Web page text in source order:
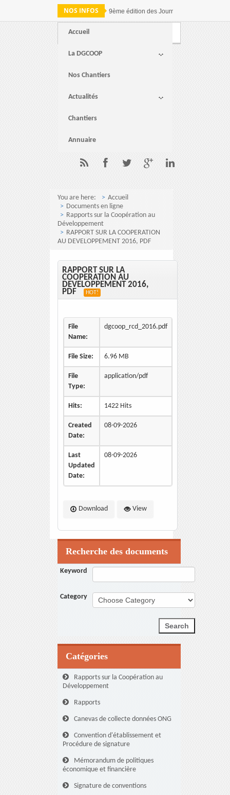
NOS INFOS 9ème édition des Journées nationales de
Accueil
La DGCOOP
Nos Chantiers
Actualités
Chantiers
Annuaire
You are here:
Accueil
Documents en ligne
Rapports sur la Coopération au
Développement
RAPPORT SUR LA COOPERATION
AU DEVELOPPEMENT 2016, PDF
RAPPORT SUR LA
COOPERATION AU
DEVELOPPEMENT 2016,
PDF
HOT!
File
Name:
dgcoop_rcd_2016.pdf
File Size: 6.96 MB
File
Type:
application/pdf
Hits: 1422 Hits
Created
Date:
08-09-2026
Last
Updated
Date:
08-09-2026
Download View
Recherche des documents
Keyword
Category
Catégories
Rapports sur la Coopération au
Développement
Rapports
Canevas de collecte données ONG
Convention d'établissement et
Procédure de signature
Mémorandum de politiques
économique et financière
Signature de conventions